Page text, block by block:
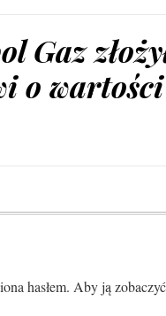
Gaz
o wartości
hasłem. Aby ją